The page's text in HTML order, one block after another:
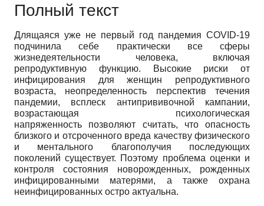
Полный текст
Длящаяся уже не первый год пандемия COVID-19
подчинила себе практически все сферы
жизнедеятельности человека, включая
репродуктивную функцию. Высокие риски от
инфицирования для женщин репродуктивного
возраста, неопределенность перспектив течения
пандемии, всплеск антипрививочной кампании,
возрастающая психологическая
напряженность позволяют считать, что опасность
близкого и отсроченного вреда качеству физического
и ментального благополучия последующих
поколений существует. Поэтому проблема оценки и
контроля состояния новорожденных, рожденных
инфицированными матерями, а также охрана
неинфицированных остро актуальна.